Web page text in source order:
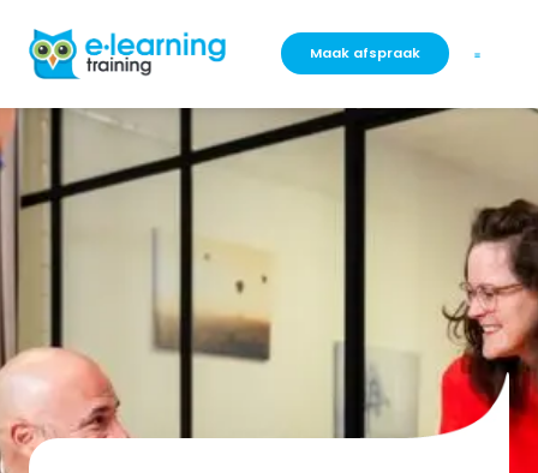
Maak afspraak